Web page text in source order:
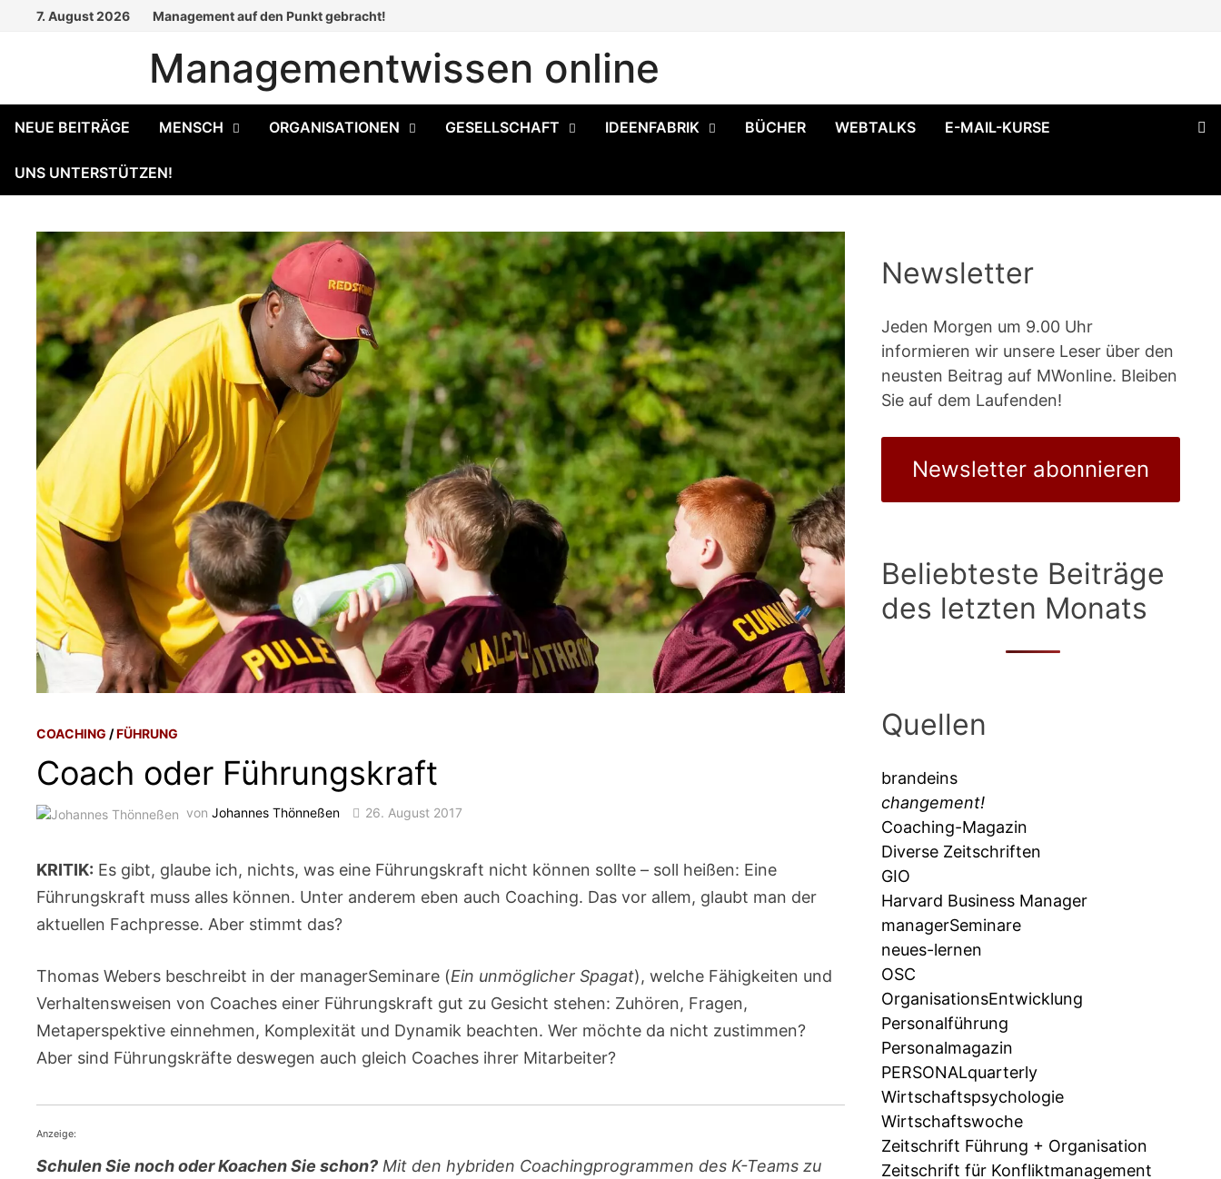
7. August 2026 Management auf den Punkt gebracht!
Managementwissen online
NEUE BEITRÄGE MENSCH ORGANISATIONEN GESELLSCHAFT IDEENFABRIK BÜCHER WEBTALKS E-MAIL-KURSE
UNS UNTERSTÜTZEN!
COACHING /FÜHRUNG
Coach oder Führungskraft
vonJohannes Thönneßen 26. August 2017
KRITIK: Es gibt, glaube ich, nichts, was eine Führungskraft nicht können sollte – soll heißen: Eine
Führungskraft muss alles können. Unter anderem eben auch Coaching. Das vor allem, glaubt man der
aktuellen Fachpresse. Aber stimmt das?
Thomas Webers beschreibt in der managerSeminare (Ein unmöglicher Spagat), welche Fähigkeiten und
Verhaltensweisen von Coaches einer Führungskraft gut zu Gesicht stehen: Zuhören, Fragen,
Metaperspektive einnehmen, Komplexität und Dynamik beachten. Wer möchte da nicht zustimmen?
Aber sind Führungskräfte deswegen auch gleich Coaches ihrer Mitarbeiter?
Anzeige:
Schulen Sie noch oder Koachen Sie schon? Mit den hybriden Coachingprogrammen des K-Teams zu
Newsletter
Jeden Morgen um 9.00 Uhr
informieren wir unsere Leser über den
neusten Beitrag auf MWonline. Bleiben
Sie auf dem Laufenden!
Newsletter abonnieren
Beliebteste Beiträge
des letzten Monats
Quellen
brandeins
changement!
Coaching-Magazin
Diverse Zeitschriften
GIO
Harvard Business Manager
managerSeminare
neues-lernen
OSC
OrganisationsEntwicklung
Personalführung
Personalmagazin
PERSONALquarterly
Wirtschaftspsychologie
Wirtschaftswoche
Zeitschrift Führung + Organisation
Zeitschrift für Konfliktmanagement